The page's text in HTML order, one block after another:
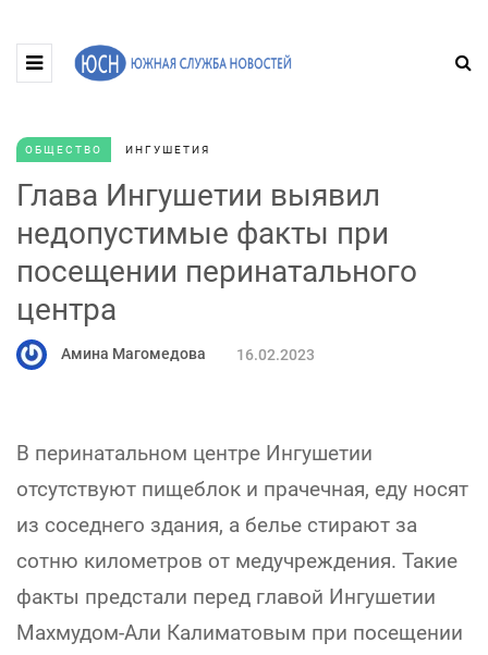
ОБЩЕСТВО ИНГУШЕТИЯ
Глава Ингушетии выявил
недопустимые факты при
посещении перинатального
центра
Амина Магомедова 16.02.2023
В перинатальном центре Ингушетии
отсутствуют пищеблок и прачечная, еду носят
из соседнего здания, а белье стирают за
сотню километров от медучреждения. Такие
факты предстали перед главой Ингушетии
Махмудом-Али Калиматовым при посещении